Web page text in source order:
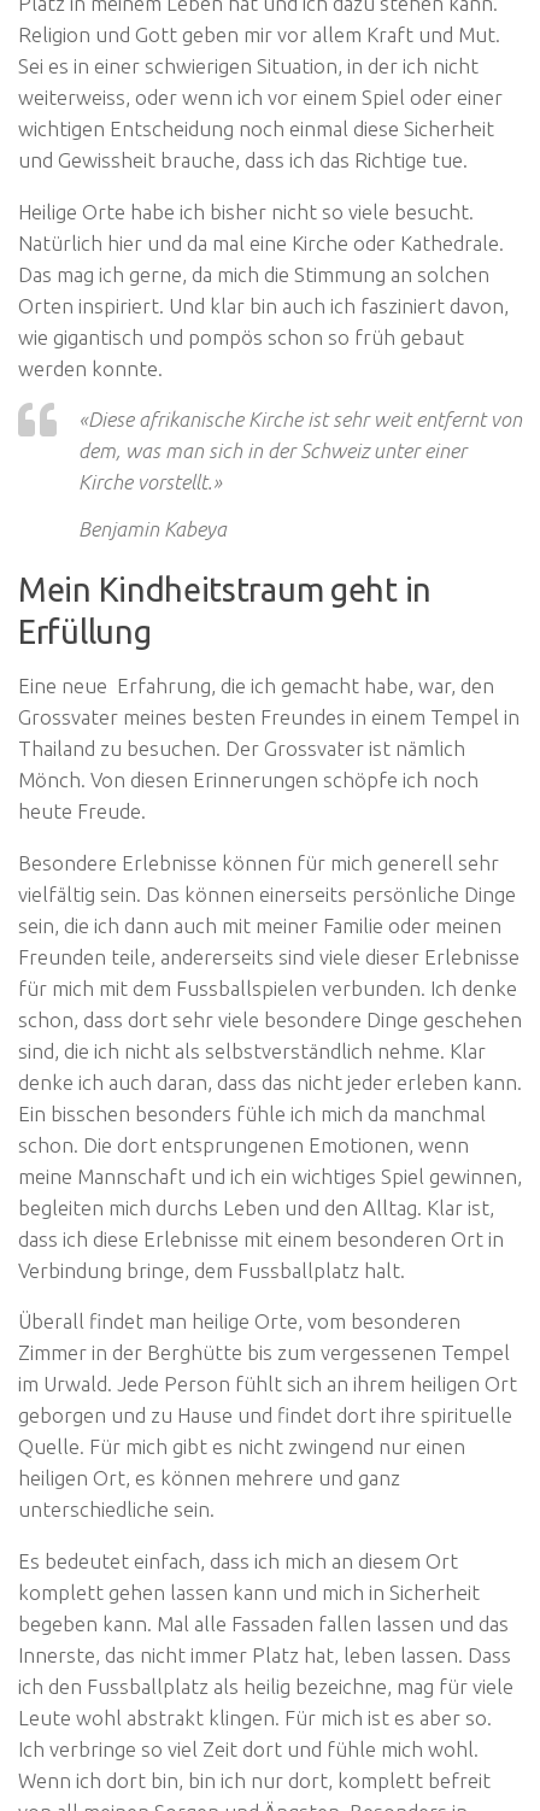
Religion und Gott geben mir vor allem Kraft und Mut.
Sei es in einer schwierigen Situation, in der ich nicht
weiterweiss, oder wenn ich vor einem Spiel oder einer
wichtigen Entscheidung noch einmal diese Sicherheit
und Gewissheit brauche, dass ich das Richtige tue.
Heilige Orte habe ich bisher nicht so viele besucht.
Natürlich hier und da mal eine Kirche oder Kathedrale.
Das mag ich gerne, da mich die Stimmung an solchen
Orten inspiriert. Und klar bin auch ich fasziniert davon,
wie gigantisch und pompös schon so früh gebaut
werden konnte.
«Diese afrikanische Kirche ist sehr weit entfernt von
dem, was man sich in der Schweiz unter einer
Kirche vorstellt.»
Benjamin Kabeya
Mein Kindheitstraum geht in
Erfüllung
Eine neue Erfahrung, die ich gemacht habe, war, den
Grossvater meines besten Freundes in einem Tempel in
Thailand zu besuchen. Der Grossvater ist nämlich
Mönch. Von diesen Erinnerungen schöpfe ich noch
heute Freude.
Besondere Erlebnisse können für mich generell sehr
vielfältig sein. Das können einerseits persönliche Dinge
sein, die ich dann auch mit meiner Familie oder meinen
Freunden teile, andererseits sind viele dieser Erlebnisse
für mich mit dem Fussballspielen verbunden. Ich denke
schon, dass dort sehr viele besondere Dinge geschehen
sind, die ich nicht als selbstverständlich nehme. Klar
denke ich auch daran, dass das nicht jeder erleben kann.
Ein bisschen besonders fühle ich mich da manchmal
schon. Die dort entsprungenen Emotionen, wenn
meine Mannschaft und ich ein wichtiges Spiel gewinnen,
begleiten mich durchs Leben und den Alltag. Klar ist,
dass ich diese Erlebnisse mit einem besonderen Ort in
Verbindung bringe, dem Fussballplatz halt.
Überall findet man heilige Orte, vom besonderen
Zimmer in der Berghütte bis zum vergessenen Tempel
im Urwald. Jede Person fühlt sich an ihrem heiligen Ort
geborgen und zu Hause und findet dort ihre spirituelle
Quelle. Für mich gibt es nicht zwingend nur einen
heiligen Ort, es können mehrere und ganz
unterschiedliche sein.
Es bedeutet einfach, dass ich mich an diesem Ort
komplett gehen lassen kann und mich in Sicherheit
begeben kann. Mal alle Fassaden fallen lassen und das
Innerste, das nicht immer Platz hat, leben lassen. Dass
ich den Fussballplatz als heilig bezeichne, mag für viele
Leute wohl abstrakt klingen. Für mich ist es aber so.
Ich verbringe so viel Zeit dort und fühle mich wohl.
Wenn ich dort bin, bin ich nur dort, komplett befreit